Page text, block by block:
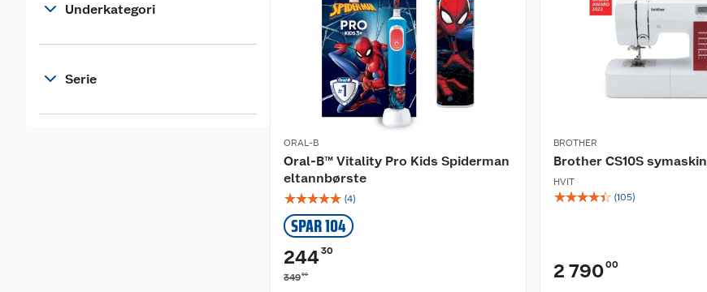
Underkategori
Serie
ORAL-B
Oral-B™ Vitality Pro Kids Spiderman
eltannbørste
☆☆☆☆☆ (4)
SPAR 104
24430
34900
BROTHER
Brother CS10S symaskin
HVIT
☆☆☆☆☆ (105)
2 79000